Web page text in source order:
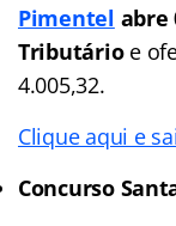
Pimentel abre
Tributárioe
4.005,32.
Clique aqui e
Concurso